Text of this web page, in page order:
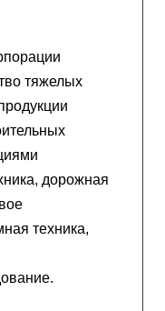
тяжелых
дорожная
техника,